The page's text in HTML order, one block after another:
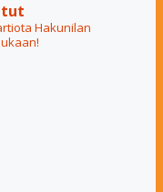
Hakunilan